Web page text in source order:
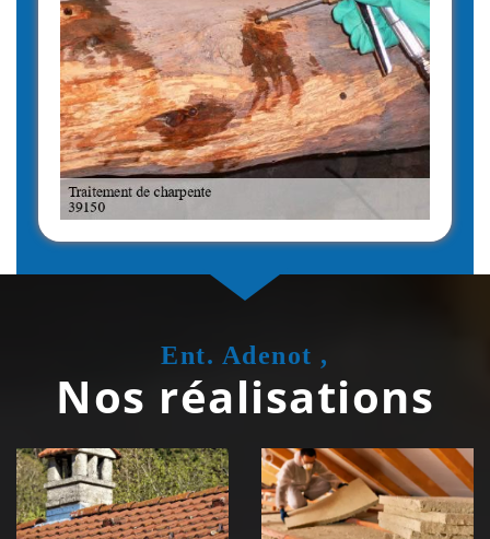
Ent. Adenot ,
Nos réalisations
Couvreur
zingueur 39
Jura
Isolation de
toiture 39
Jura